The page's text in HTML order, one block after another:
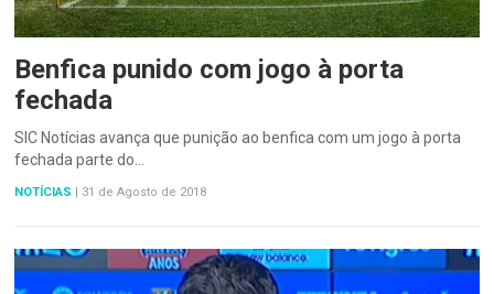
Benfica punido com jogo à porta
fechada
SIC Notícias avança que punição ao benfica com um jogo à porta
fechada parte do…
NOTÍCIAS | 31 de Agosto de 2018